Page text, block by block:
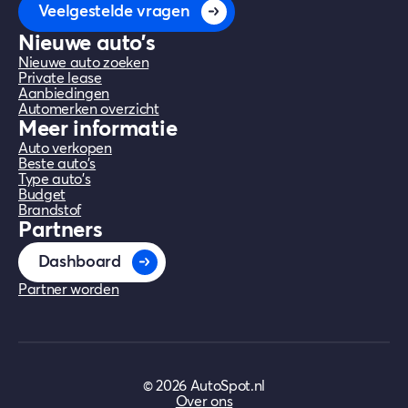
vergelijken.
de beste deals.
Veelgestelde vragen
Nieuwe auto's
Nieuwe auto zoeken
Private lease
Aanbiedingen
Automerken overzicht
Meer informatie
Auto verkopen
Beste auto's
Type auto's
Budget
Brandstof
Partners
Dashboard
Partner worden
©2026AutoSpot.nl
Over ons